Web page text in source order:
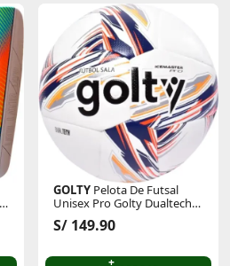
GOLTY Pelota De Futsal
Unisex Pro Golty Dualtech
Iii
S/ 149.90